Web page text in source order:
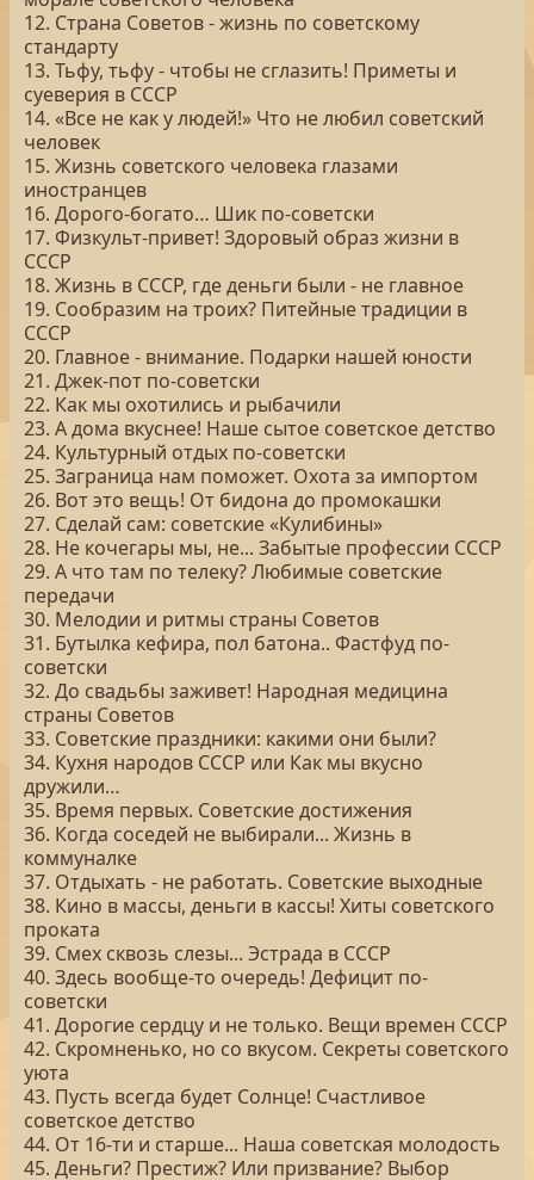
12. Страна Советов - жизнь по советскому
стандарту
13. Тьфу, тьфу - чтобы не сглазить! Приметы и
суеверия в СССР
14. «Все не как у людей!» Что не любил советский
человек
15. Жизнь советского человека глазами
иностранцев
16. Дорого-богато… Шик по-советски
17. Физкульт-привет! Здоровый образ жизни в
СССР
18. Жизнь в СССР, где деньги были - не главное
19. Сообразим на троих? Питейные традиции в
СССР
20. Главное - внимание. Подарки нашей юности
21. Джек-пот по-советски
22. Как мы охотились и рыбачили
23. А дома вкуснее! Наше сытое советское детство
24. Культурный отдых по-советски
25. Заграница нам поможет. Охота за импортом
26. Вот это вещь! От бидона до промокашки
27. Сделай сам: советские «Кулибины»
28. Не кочегары мы, не... Забытые профессии СССР
29. А что там по телеку? Любимые советские
передачи
30. Мелодии и ритмы страны Советов
31. Бутылка кефира, пол батона.. Фастфуд по-
советски
32. До свадьбы заживет! Народная медицина
страны Советов
33. Советские праздники: какими они были?
34. Кухня народов СССР или Как мы вкусно
дружили…
35. Время первых. Советские достижения
36. Когда соседей не выбирали... Жизнь в
коммуналке
37. Отдыхать - не работать. Советские выходные
38. Кино в массы, деньги в кассы! Хиты советского
проката
39. Смех сквозь слезы... Эстрада в СССР
40. Здесь вообще-то очередь! Дефицит по-
советски
41. Дорогие сердцу и не только. Вещи времен СССР
42. Скромненько, но со вкусом. Секреты советского
уюта
43. Пусть всегда будет Солнце! Счастливое
советское детство
44. От 16-ти и старше... Наша советская молодость
45. Деньги? Престиж? Или призвание? Выбор